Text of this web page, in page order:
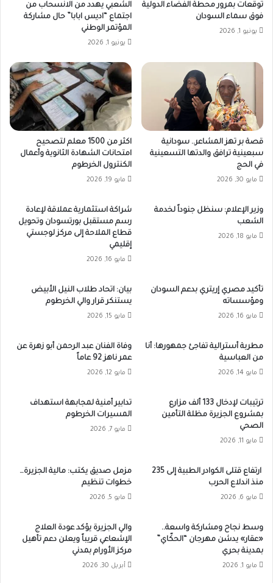
توقعات بمرور محطة الفضاء الدولية
فوق سماء السودان
يونيو 1, 2026
الشعبي يهدد من الانسحاب من
اجتماع “اديس ابابا” حال مشاركة
المؤتمر الوطني
يونيو 1, 2026
قصة بر تهز المشاعر.. سودانية
سبعينية ترافق والدتها التسعينية
في الحج
مايو 30, 2026
اكثر من 1500 معلم لتصحيح
امتحانات الشهادة الثانوية وأعمال
الكنترول الخرطوم
مايو 19, 2026
وزير الإعلام: سنظل جنوداً لخدمة
الشعب
مايو 18, 2026
شراكة استثمارية عملاقة لإعادة
رسم مستقبل بورتسودان وتحويل
قطاع الملاحة إلى مركز لوجستي
إقليمي
مايو 16, 2026
تأكيد مصري إريتري بدعم السودان
ومؤسساته
مايو 16, 2026
بيان: اتحاد طلاب النيل الأبيض
يستنكر قرار والي الخرطوم
مايو 15, 2026
مطربة أسترالية تفاجئ جمهورها: أنا
من العباسية
مايو 14, 2026
وفاة الفنان عبد الرحمن أبو زهرة عن
عمر ناهز 92 عاماً
مايو 12, 2026
ترتيبات لإدخال 133 ألف مزارع
بمشروع الجزيرة مظلة التأمين
الصحي
مايو 11, 2026
تدابير أمنية لمجابهة استهداف
المسيرات الخرطوم
مايو 7, 2026
ارتفاع قتلى الكوادر الطبية إلى 235
منذ اندلاع الحرب
مايو 6, 2026
مزمل صديق يكتب: مالية الجزيرة…
خطوات تنظيم
مايو 5, 2026
وسط نجاح ومشاركة واسعة..
«عقار» يدشن مهرجان “الحكّاي”
بمدينة بحري
مايو 1, 2026
والي الجزيرة يؤكد عودة العلاج
الإشعاعي قريباً ويعلن دعم تأهيل
مركز الأورام بمدني
أبريل 30, 2026